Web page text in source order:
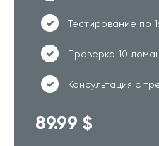
Тестирование по
Проверка 10
Консультация с
89.99 $